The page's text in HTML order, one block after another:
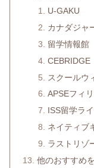
U-GAKU
カナダジャ
留学情報館
CEBRIDGE
スクールウ
APSEフィ
ISS留学ラ
ネイティブ
ラストリゾ
他のおすすめ